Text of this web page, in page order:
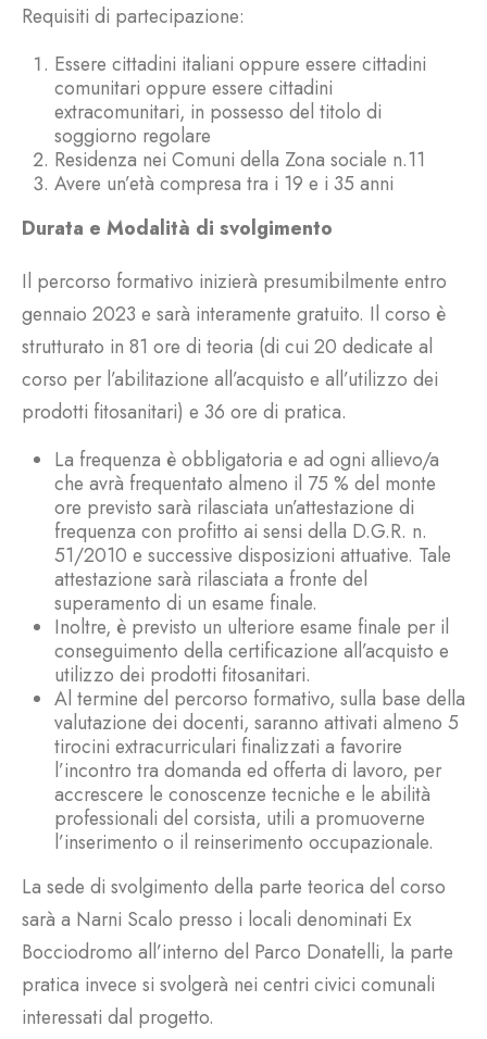
Requisiti di partecipazione:
Essere cittadini italiani oppure essere cittadini
comunitari oppure essere cittadini
extracomunitari, in possesso del titolo di
soggiorno regolare
Residenza nei Comuni della Zona sociale n.11
Avere un’età compresa tra i 19 e i 35 anni
Durata e Modalità di svolgimento
Il percorso formativo inizierà presumibilmente entro
gennaio 2023 e sarà interamente gratuito. Il corso è
strutturato in 81 ore di teoria (di cui 20 dedicate al
corso per l’abilitazione all’acquisto e all’utilizzo dei
prodotti fitosanitari) e 36 ore di pratica.
La frequenza è obbligatoria e ad ogni allievo/a
che avrà frequentato almeno il 75 % del monte
ore previsto sarà rilasciata un’attestazione di
frequenza con profitto ai sensi della D.G.R. n.
51/2010 e successive disposizioni attuative. Tale
attestazione sarà rilasciata a fronte del
superamento di un esame finale.
Inoltre, è previsto un ulteriore esame finale per il
conseguimento della certificazione all’acquisto e
utilizzo dei prodotti fitosanitari.
Al termine del percorso formativo, sulla base della
valutazione dei docenti, saranno attivati almeno 5
tirocini extracurriculari finalizzati a favorire
l’incontro tra domanda ed offerta di lavoro, per
accrescere le conoscenze tecniche e le abilità
professionali del corsista, utili a promuoverne
l’inserimento o il reinserimento occupazionale.
La sede di svolgimento della parte teorica del corso
sarà a Narni Scalo presso i locali denominati Ex
Bocciodromo all’interno del Parco Donatelli, la parte
pratica invece si svolgerà nei centri civici comunali
interessati dal progetto.